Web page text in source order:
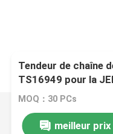
Tendeur de chaîne
TS16949 pour la
CHRYSLER
MOQ：30 PCs
meilleur prix